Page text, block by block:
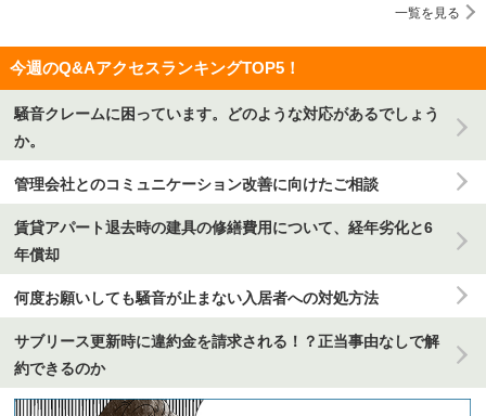
一覧を見る
今週のQ&AアクセスランキングTOP5！
騒音クレームに困っています。どのような対応があるでしょう
か。
管理会社とのコミュニケーション改善に向けたご相談
賃貸アパート退去時の建具の修繕費用について、経年劣化と6
年償却
何度お願いしても騒音が止まない入居者への対処方法
サブリース更新時に違約金を請求される！？正当事由なしで解
約できるのか